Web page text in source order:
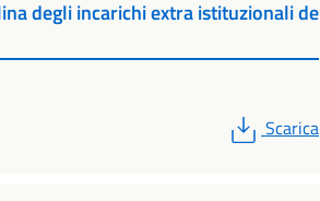
degli incarichi extra istituzionali de
PDF
Scarica